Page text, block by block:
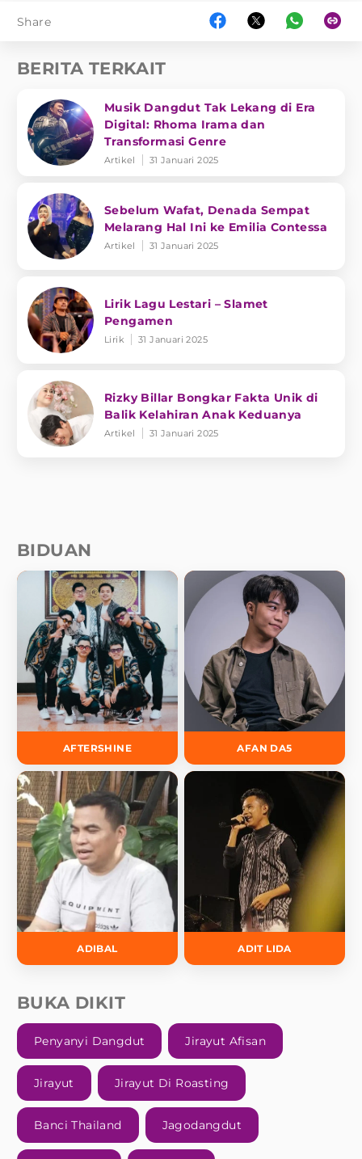
Share
BERITA TERKAIT
Musik Dangdut Tak Lekang di Era
Digital: Rhoma Irama dan
Transformasi Genre
Artikel 31 Januari 2025
Sebelum Wafat, Denada Sempat
Melarang Hal Ini ke Emilia Contessa
Artikel 31 Januari 2025
Lirik Lagu Lestari – Slamet
Pengamen
Lirik 31 Januari 2025
Rizky Billar Bongkar Fakta Unik di
Balik Kelahiran Anak Keduanya
Artikel 31 Januari 2025
BIDUAN
AFTERSHINE AFAN DA5
ADIBAL ADIT LIDA
BUKA DIKIT
Penyanyi Dangdut Jirayut Afisan
Jirayut Jirayut Di Roasting
Banci Thailand Jagodangdut